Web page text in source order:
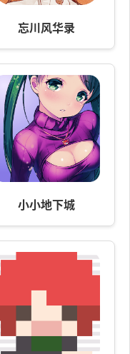
忘川风华录
小小地下城